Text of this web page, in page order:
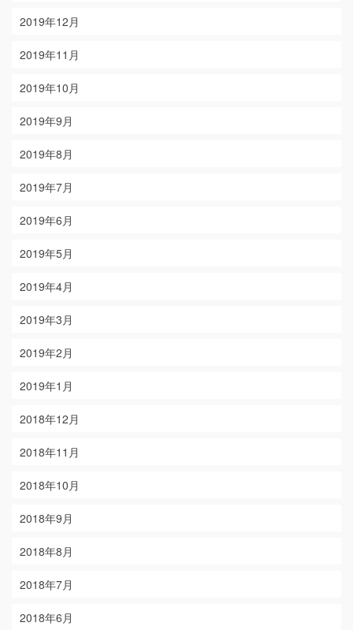
2019年12月
2019年11月
2019年10月
2019年9月
2019年8月
2019年7月
2019年6月
2019年5月
2019年4月
2019年3月
2019年2月
2019年1月
2018年12月
2018年11月
2018年10月
2018年9月
2018年8月
2018年7月
2018年6月